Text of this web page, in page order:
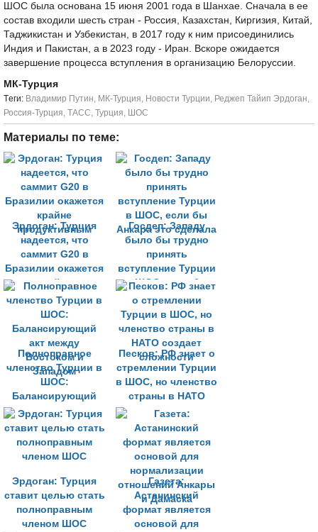
ШОС была основана 15 июня 2001 года в Шанхае. Сначала в ее
состав входили шесть стран - Россия, Казахстан, Киргизия, Китай,
Таджикистан и Узбекистан, в 2017 году к ним присоединились
Индия и Пакистан, а в 2023 году - Иран. Вскоре ожидается
завершение процесса вступления в организацию Белоруссии.
МК-Турция
Tеги: Владимир Путин, МК-Турция, Новости Турции, Реджеп Тайип Эрдоган,
Россия-Турция, ТАСС, Турция, ШОС
Материалы по теме:
Эрдоган: Турция
надеется, что
саммит G20 в
Бразилии окажется
крайне
продуктивным
Госдеп: Западу
было бы трудно
принять
вступление Турции
в ШОС, если бы
Анкара это сделала
Полноправное
членство Турции в
ШОС:
Балансирующий
акт между
Востоком и
Западом
Песков: РФ знает о
стремлении Турции
в ШОС, но членство
страны в НАТО
создает сложности
Эрдоган: Турция
ставит целью стать
полноправным
членом ШОС
Газета:
Астанинский
формат является
основой для